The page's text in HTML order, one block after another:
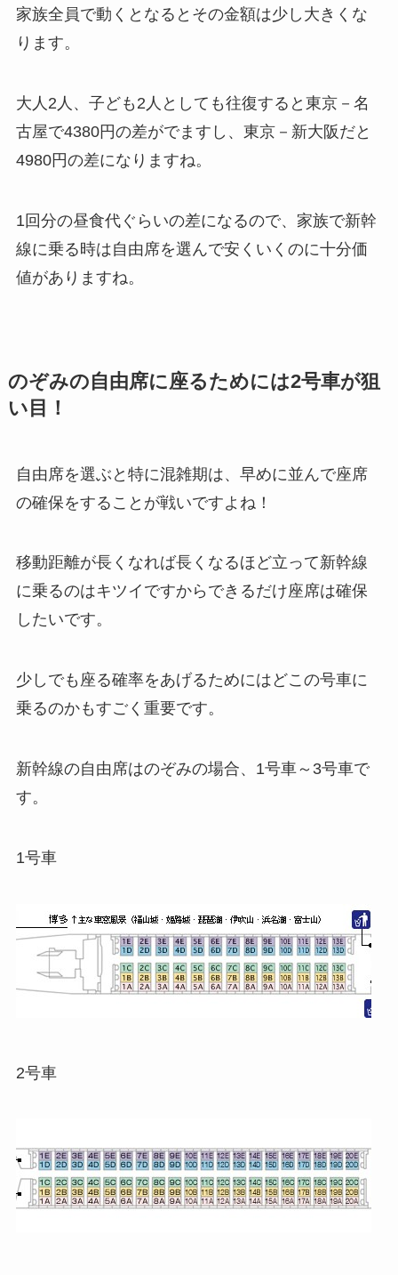
家族全員で動くとなるとその金額は少し大きくな
ります。
大人2人、子ども2人としても往復すると東京－名
古屋で4380円の差がでますし、東京－新大阪だと
4980円の差になりますね。
1回分の昼食代ぐらいの差になるので、家族で新幹
線に乗る時は自由席を選んで安くいくのに十分価
値がありますね。
のぞみの自由席に座るためには2号車が狙
い目！
自由席を選ぶと特に混雑期は、早めに並んで座席
の確保をすることが戦いですよね！
移動距離が長くなれば長くなるほど立って新幹線
に乗るのはキツイですからできるだけ座席は確保
したいです。
少しでも座る確率をあげるためにはどこの号車に
乗るのかもすごく重要です。
新幹線の自由席はのぞみの場合、1号車～3号車で
す。
1号車
2号車